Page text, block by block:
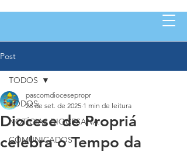
Post
TODOS
NOTÍCIAS DIOCESANA
COMUNICADOS
TODOS
Diocese de Propriá
celebra o Tempo da
pascomdiocesepropr
26 de set. de 2025 1 min de leitura